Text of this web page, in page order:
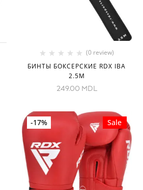
(0 review)
БИНТЫ БОКСЕРСКИЕ RDX IBA
2.5M
249.00 MDL
Sale
-17%